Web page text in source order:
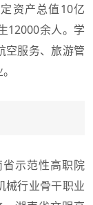
资产总值10亿
12000余人。学
空服务、旅游管
示范性高职院
械行业骨干职业